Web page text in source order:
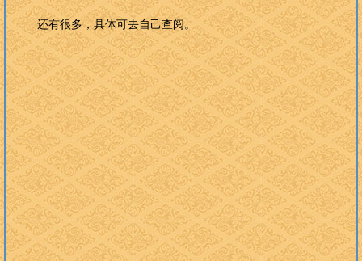
还有很多，具体可去自己查阅。